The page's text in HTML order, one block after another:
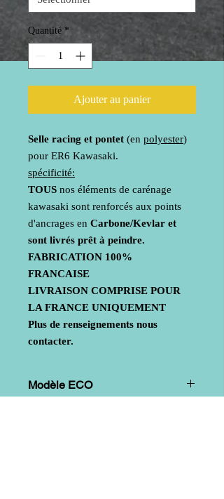
Quantité *
Ajouter au panier
Selle racing et pontet (en polyester)
pour ER6 Kawasaki.
spécificité:
TOUS nos éléments de carénage
kawasaki sont renforcés aux points
d'ancrages en Carbone/Kevlar et
sont livrés prêt à peindre.
FABRICATION 100%
FRANCAISE
LIVRAISON COMPRISE POUR
LA FRANCE UNIQUEMENT
Plus de renseignements nous
contacter.
Modèle ECO